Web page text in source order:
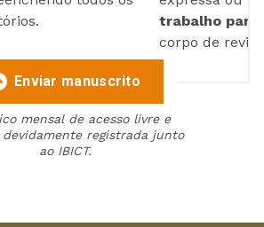
trabalho para
corpo de
Enviar manuscrito
mensal de acesso livre e
registrada junto
ao IBICT.